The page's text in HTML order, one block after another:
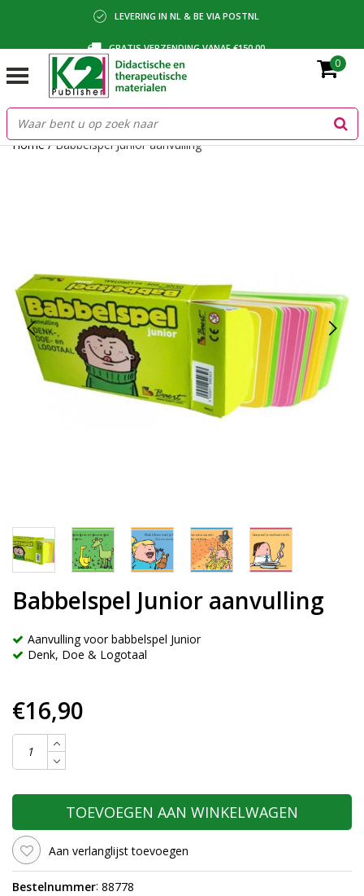
LEVERING IN NL & BE VIA POSTNL
GRATIS VERZENDING VANAF €150,00
BETALING VIA IDEAL, BANCONTACT OF FACTUUR
0
Home/Babbelspel Junior aanvulling
Babbelspel Junior aanvulling
Aanvulling voor babbelspel Junior
Denk, Doe & Logotaal
€16,90
TOEVOEGEN AAN WINKELWAGEN
Aan verlanglijst toevoegen
Bestelnummer: 88778